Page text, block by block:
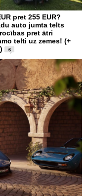
pret 255 EUR?
auto jumta telts
pret ātri
telti uz zemes! (+
6